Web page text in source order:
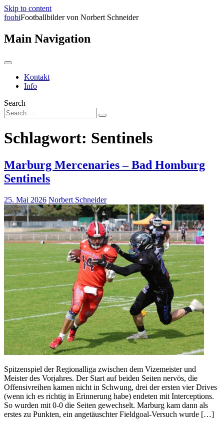
Skip to content
foobiFootballbilder von Norbert Schneider
Main Navigation
Kontakt
Info
Search
Schlagwort: Sentinels
Marburg Mercenaries – Bad Homburg
Sentinels
25. Mai 2026 Norbert Schneider
Spitzenspiel der Regionalliga zwischen dem Vizemeister und
Meister des Vorjahres. Der Start auf beiden Seiten nervös, die
Offensivreihen kamen nicht in Schwung, drei der ersten vier Drives
(wenn ich es richtig in Erinnerung habe) endeten mit Interceptions.
So wurden mit 0-0 die Seiten gewechselt. Marburg kam dann als
erstes zu Punkten, ein angetäuschter Fieldgoal-Versuch wurde […]